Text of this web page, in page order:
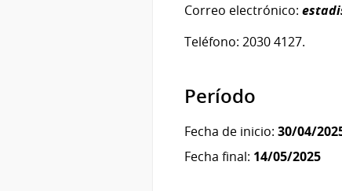
Correo electrónico:
Teléfono: 2030 4127.
Período
Fecha de inicio: 30/04/
Fecha final: 14/05/2025